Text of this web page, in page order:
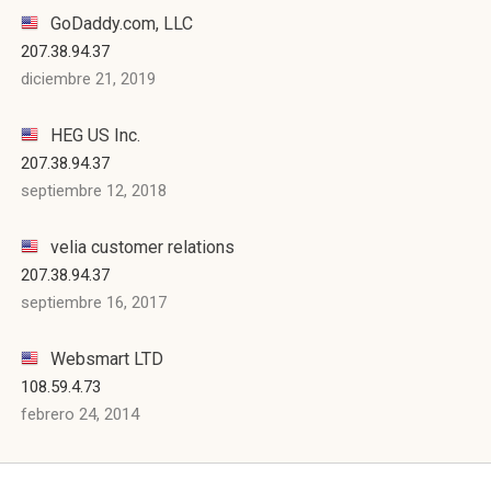
GoDaddy.com, LLC
207.38.94.37
diciembre 21, 2019
HEG US Inc.
207.38.94.37
septiembre 12, 2018
velia customer relations
207.38.94.37
septiembre 16, 2017
Websmart LTD
108.59.4.73
febrero 24, 2014